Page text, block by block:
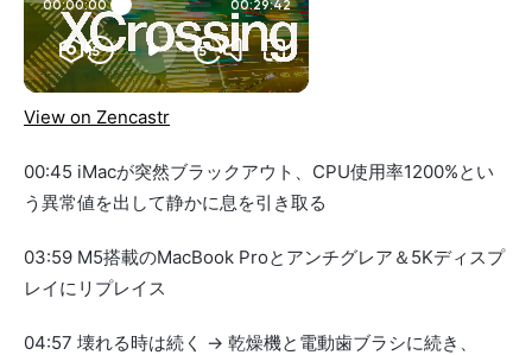
View on Zencastr
00:45 iMacが突然ブラックアウト、CPU使用率1200%とい
う異常値を出して静かに息を引き取る
03:59 M5搭載のMacBook Proとアンチグレア＆5Kディスプ
レイにリプレイス
04:57 壊れる時は続く → 乾燥機と電動歯ブラシに続き、